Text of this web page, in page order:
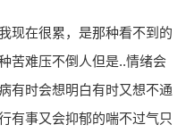
现在很累，是那种看不到的
苦难压不倒人但是..情绪会
有时会想明白有时又想不通
有事又会抑郁的喘不过气只